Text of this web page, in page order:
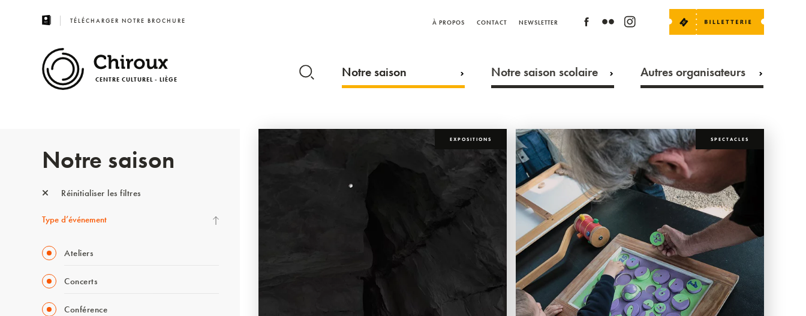
TÉLÉCHARGER NOTRE BROCHURE À PROPOS CONTACT NEWSLETTER
CENTRE CULTUREL - LIÈGE Notre saison Notre saison scolaire Autres organisateurs
Notre saison
Réinitialiser les filtres
Type d’événement
Ateliers
Concerts
Conférence
EXPOSITIONS SPECTACLES